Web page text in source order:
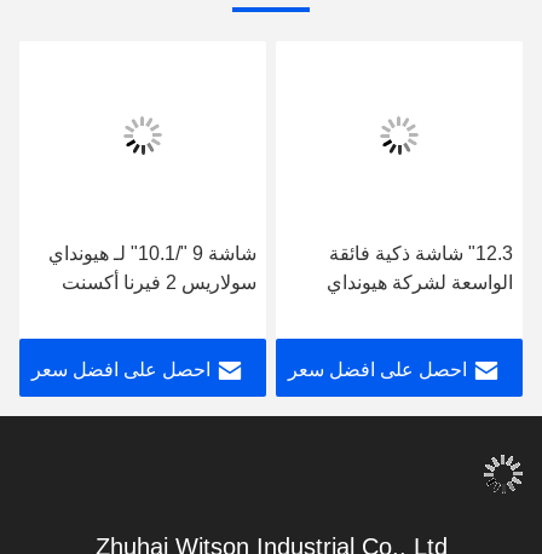
12.3" شاشة ذكية فائقة
الواسعة لشركة هيونداي
2017-2020 مشغل ستيريو
للسياراتاحصل على افضل سعر
شاشة 9 "/10.1" لـ هيونداي
سولاريس 2 فيرنا أكسنت
الوسائط ستيريو
احصل على افضل سعر
Zhuhai Witson Industrial Co., Ltd